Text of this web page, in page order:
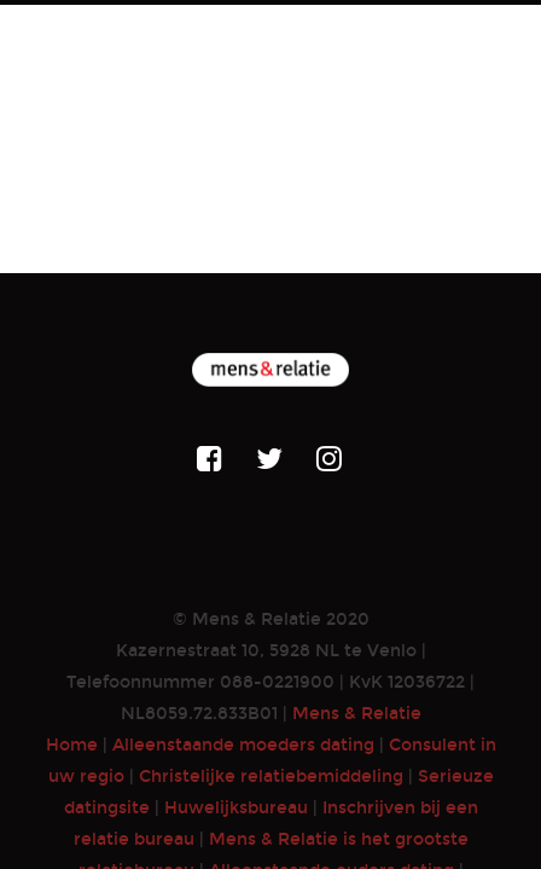
© Mens & Relatie 2020
Kazernestraat 10, 5928 NL te Venlo |
Telefoonnummer 088-0221900 | KvK 12036722 |
NL8059.72.833B01 | Mens & Relatie
Home
Alleenstaande moeders dating
Consulent in
uw regio| Christelijke relatiebemiddeling
Serieuze
datingsite
Huwelijksbureau
Inschrijven bij een
relatie bureau
Mens & Relatie is het grootste